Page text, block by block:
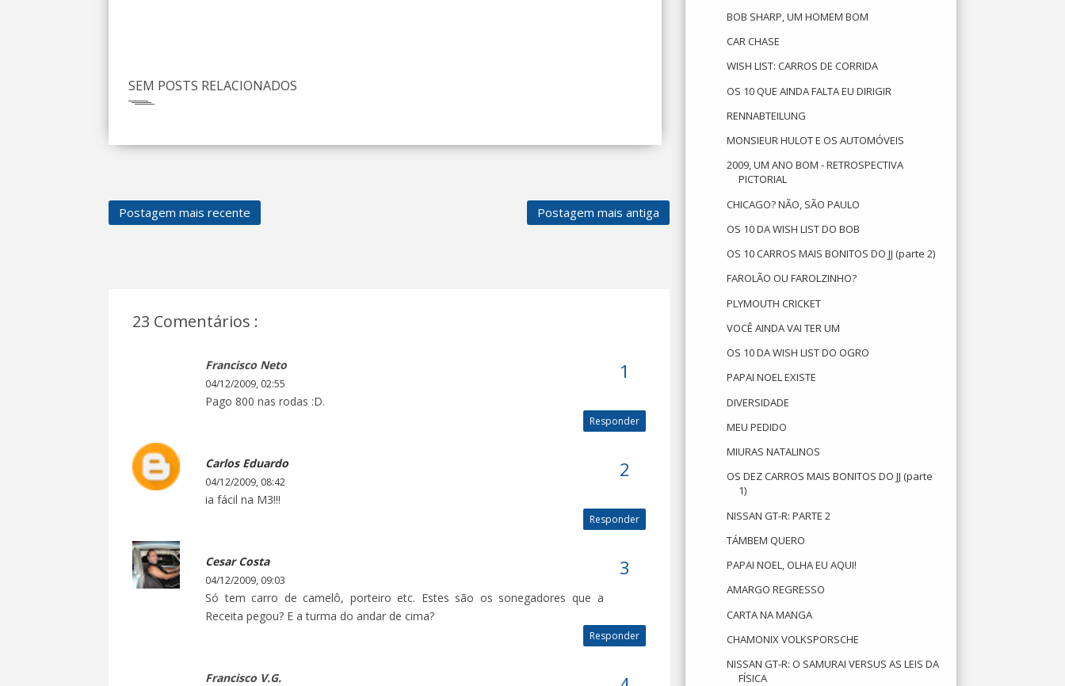
SEM POSTS RELACIONADOS
Postagem mais recente Postagem mais antiga
23 Comentários :
Francisco Neto
04/12/2009, 02:55
Pago 800 nas rodas :D.
Responder
Carlos Eduardo
04/12/2009, 08:42
ia fácil na M3!!!
Responder
Cesar Costa
04/12/2009, 09:03
Só tem carro de camelô, porteiro etc. Estes são os sonegadores que a
Receita pegou? E a turma do andar de cima?
Responder
Francisco V.G.
BOB SHARP, UM HOMEM BOM
CAR CHASE
WISH LIST: CARROS DE CORRIDA
OS 10 QUE AINDA FALTA EU DIRIGIR
RENNABTEILUNG
MONSIEUR HULOT E OS AUTOMÓVEIS
2009, UM ANO BOM - RETROSPECTIVA
PICTORIAL
CHICAGO? NÃO, SÃO PAULO
OS 10 DA WISH LIST DO BOB
OS 10 CARROS MAIS BONITOS DO JJ (parte 2)
FAROLÃO OU FAROLZINHO?
PLYMOUTH CRICKET
VOCÊ AINDA VAI TER UM
OS 10 DA WISH LIST DO OGRO
PAPAI NOEL EXISTE
DIVERSIDADE
MEU PEDIDO
MIURAS NATALINOS
OS DEZ CARROS MAIS BONITOS DO JJ (parte
1)
NISSAN GT-R: PARTE 2
TÁMBEM QUERO
PAPAI NOEL, OLHA EU AQUI!
AMARGO REGRESSO
CARTA NA MANGA
CHAMONIX VOLKSPORSCHE
NISSAN GT-R: O SAMURAI VERSUS AS LEIS DA
FÍSICA